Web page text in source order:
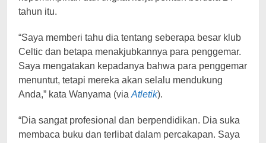
tahun itu.
“Saya memberi tahu dia tentang seberapa besar klub
Celtic dan betapa menakjubkannya para penggemar.
Saya mengatakan kepadanya bahwa para penggemar
menuntut, tetapi mereka akan selalu mendukung
Anda,” kata Wanyama (via Atletik).
“Dia sangat profesional dan berpendidikan. Dia suka
membaca buku dan terlibat dalam percakapan. Saya